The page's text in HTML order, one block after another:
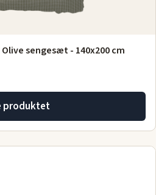
sengesæt - 140x200 cm
produktet